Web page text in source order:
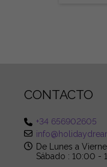
CONTACTO
+34 656902605
De Lunes a
Sábado : 10:00 -